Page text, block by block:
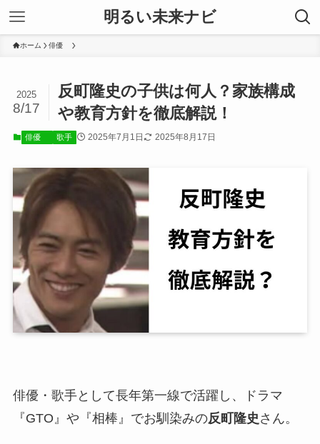
明るい未来ナビ
ホーム 俳優
反町隆史の子供は何人？家族構成
や教育方針を徹底解説！
2025
8/17
俳優 歌手 2025年7月1日 2025年8月17日
俳優・歌手として長年第一線で活躍し、ドラマ
『GTO』や『相棒』でお馴染みの反町隆史 さん。